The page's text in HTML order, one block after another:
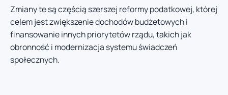
Zmiany te są częścią szerszej reformy podatkowej, której
celem jest zwiększenie dochodów budżetowych i
finansowanie innych priorytetów rządu, takich jak
obronność i modernizacja systemu świadczeń
społecznych.